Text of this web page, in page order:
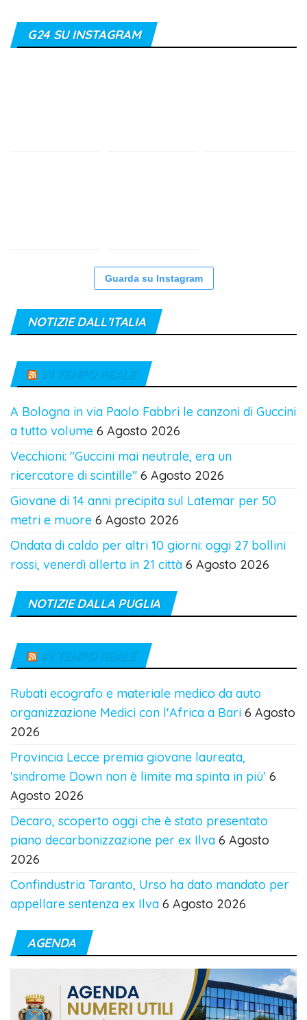
G24 SU INSTAGRAM
Guarda su Instagram
NOTIZIE DALL’ITALIA
IN TEMPO REALE
A Bologna in via Paolo Fabbri le canzoni di Guccini
a tutto volume 6 Agosto 2026
Vecchioni: "Guccini mai neutrale, era un
ricercatore di scintille" 6 Agosto 2026
Giovane di 14 anni precipita sul Latemar per 50
metri e muore 6 Agosto 2026
Ondata di caldo per altri 10 giorni: oggi 27 bollini
rossi, venerdì allerta in 21 città 6 Agosto 2026
NOTIZIE DALLA PUGLIA
IN TEMPO REALE
Rubati ecografo e materiale medico da auto
organizzazione Medici con l'Africa a Bari 6 Agosto
2026
Provincia Lecce premia giovane laureata,
'sindrome Down non è limite ma spinta in più' 6
Agosto 2026
Decaro, scoperto oggi che è stato presentato
piano decarbonizzazione per ex Ilva 6 Agosto
2026
Confindustria Taranto, Urso ha dato mandato per
appellare sentenza ex Ilva 6 Agosto 2026
AGENDA